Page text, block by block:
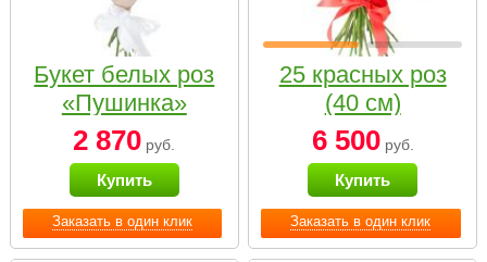
Заказать в один клик
Букет белых роз
«Пушинка»
2 870 руб.
Купить
Заказать в один клик
25 красных роз
(40 см)
6 500руб.
Купить